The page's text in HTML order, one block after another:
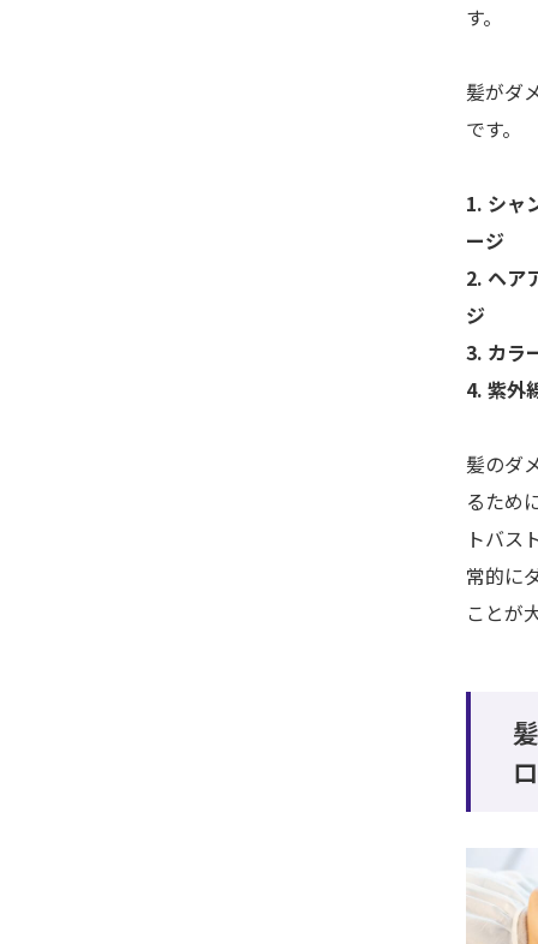
す。
髪がダ
です。
1. シャ
ージ
2. ヘア
ジ
3. カラ
4. 紫外
髪のダ
るため
トバス
常的に
ことが